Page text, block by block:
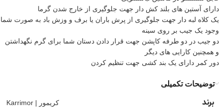
دارای آستین های بلند کش دار جهت جلوگیری از خارج شدن گرما
یک کلاه لبه دار جهت جلوگیری از پرش باران یا برف و وزش باد به صورت شما
وجود یک جیب بر روی سینه
دو جیب در دو طرفه کاپشن جهت قرار دادن دستان شما برای گرم نگهداشتن
و همچنین کارایی های دیگر
دور کمر دارای یک بند کشی جهت تنظیم کردن
توضیحات تکمیلی
برند کریمور | Karrimor